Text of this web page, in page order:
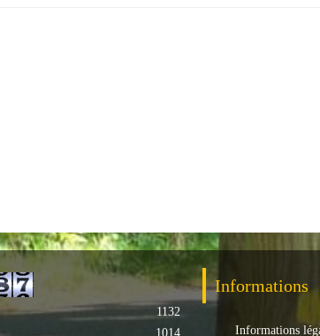
1132
1014
Informations
Informations